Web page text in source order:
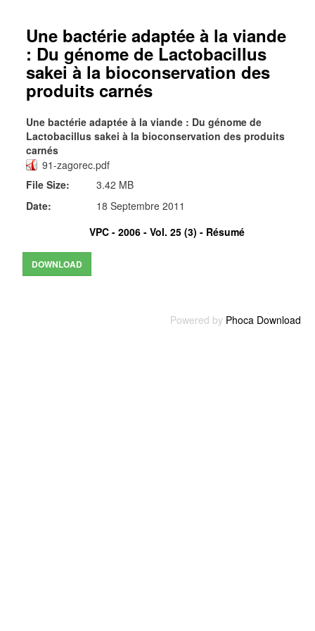
Une bactérie adaptée à la viande
: Du génome de Lactobacillus
sakei à la bioconservation des
produits carnés
Une bactérie adaptée à la viande : Du génome de
Lactobacillus sakei à la bioconservation des produits
carnés
91-zagorec.pdf
File Size:
3.42 MB
Date:
18 Septembre 2011
VPC - 2006 - Vol. 25 (3) - Résumé
Powered by Phoca Download